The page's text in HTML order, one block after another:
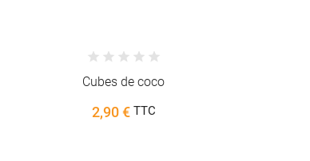
Cubes de coco
2,90 €TTC